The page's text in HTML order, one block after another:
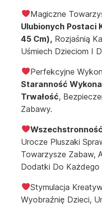
Magiczne
Ulubionych Postaci
45 Cm), Rozjaśnią
Uśmiech Dzieciom I
Perfekcyjne
Staranność
Trwałość,
Zabawy.
Urocze Pluszaki
Towarzysze Zabaw,
Dodatki Do Każdego
Stymulacja
Wyobraźnię Dzieci,